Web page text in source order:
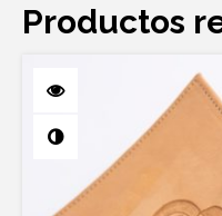
Productos